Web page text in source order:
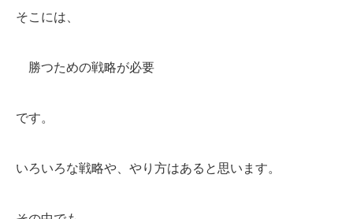
そこには、
勝つための戦略が必要
です。
いろいろな戦略や、やり方はあると思います。